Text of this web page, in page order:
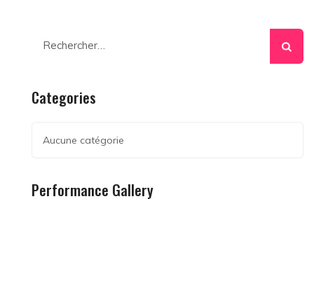
Categories
Aucune catégorie
Performance Gallery